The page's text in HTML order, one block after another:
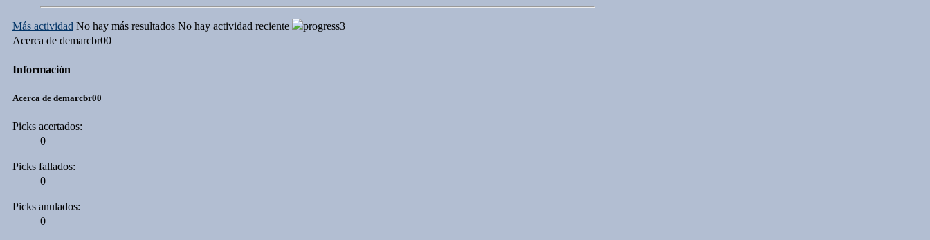
Más actividad No hay más resultados No hay actividad reciente
Acerca de demarcbr00
Información
Acerca de demarcbr00
Picks acertados:
0
Picks fallados:
0
Picks anulados:
0